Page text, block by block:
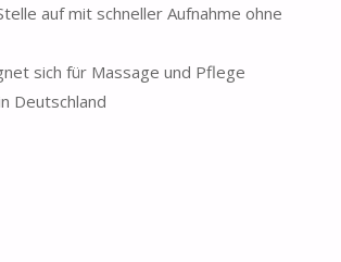
auf mit schneller Aufnahme ohne
sich für Massage und Pflege
Deutschland